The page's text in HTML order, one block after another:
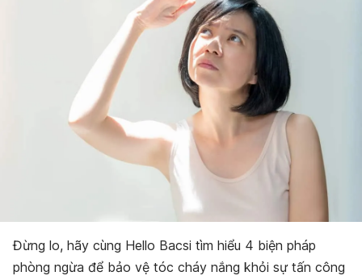
Đừng lo, hãy cùng Hello Bacsi tìm hiểu 4 biện pháp
phòng ngừa để bảo vệ tóc cháy nắng khỏi sự tấn công